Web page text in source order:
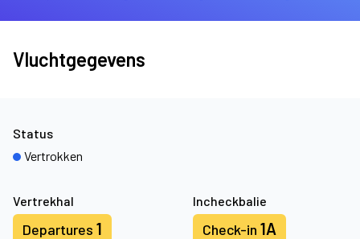
Vluchtgegevens
Vertrekhal
Departures 1
Incheckbalie
Check-in 1A
Status
Vertrokken